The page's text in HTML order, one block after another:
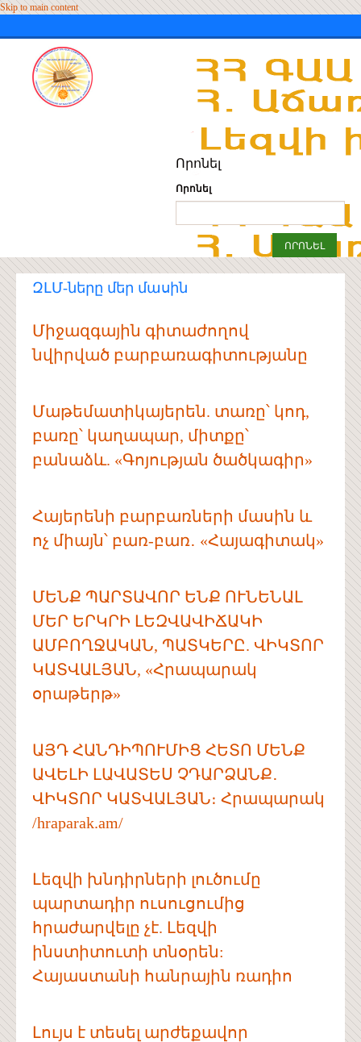
Skip to main content
Որոնել
Որոնել
ԶԼՄ-ները մեր մասին
Միջազգային գիտաժողով
նվիրված բարբառագիտությանը
Մաթեմատիկայերեն. տառը՝ կոդ,
բառը՝ կաղապար, միտքը՝
բանաձև. «Գոյության ծածկագիր»
Հայերենի բարբառների մասին և
ոչ միայն՝ բառ-բառ․ «Հայագիտակ»
ՄԵՆՔ ՊԱՐՏԱՎՈՐ ԵՆՔ ՈՒՆԵՆԱԼ
ՄԵՐ ԵՐԿՐԻ ԼԵԶՎԱՎԻՃԱԿԻ
ԱՄԲՈՂՋԱԿԱՆ, ՊԱՏԿԵՐԸ. ՎԻԿՏՈՐ
ԿԱՏՎԱԼՅԱՆ, «Հրապարակ
օրաթերթ»
ԱՅԴ ՀԱՆԴԻՊՈՒՄԻՑ ՀԵՏՈ ՄԵՆՔ
ԱՎԵԼԻ ԼԱՎԱՏԵՍ ՉԴԱՐՁԱՆՔ․
ՎԻԿՏՈՐ ԿԱՏՎԱԼՅԱՆ։ Հրապարակ
/hraparak.am/
Լեզվի խնդիրների լուծումը
պարտադիր ուսուցումից
հրաժարվելը չէ. Լեզվի
ինստիտուտի տնօրեն:
Հայաստանի հանրային ռադիո
Լույս է տեսել արժեքավոր